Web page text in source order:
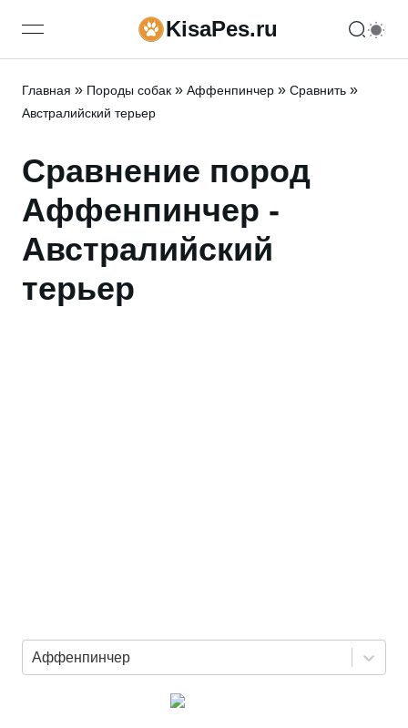
open navigation menuKisaPes.ru
Главная » Породы собак » Аффенпинчер » Сравнить »
Австралийский терьер
Сравнение пород
Аффенпинчер -
Австралийский
терьер
Аффенпинчер